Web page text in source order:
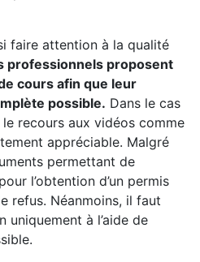
faire attention à la qualité
professionnels proposent
cours afin que leur
possible. Dans le cas
recours aux vidéos comme
appréciable. Malgré
permettant de
l’obtention d’un permis
refus. Néanmoins, il faut
uniquement à l’aide de